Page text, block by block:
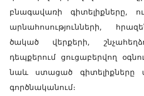
բնագավառի գիտելիքները,
արնահոսությունների,
ծակած վերքերի,
դեպքերում ցուցաբերվող
նաև ստացած գիտելիքները
գործնականում։